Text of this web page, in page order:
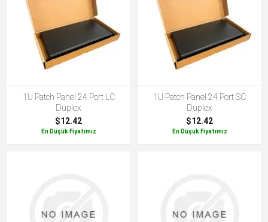
1U Patch Panel 24 Port LC
Duplex
$12.42
En Düşük Fiyatımız
1U Patch Panel 24 Port SC
Duplex
$12.42
En Düşük Fiyatımız